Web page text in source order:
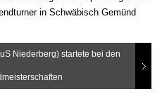
in Schwäbisch Gemünd
Niederberg) startete bei den